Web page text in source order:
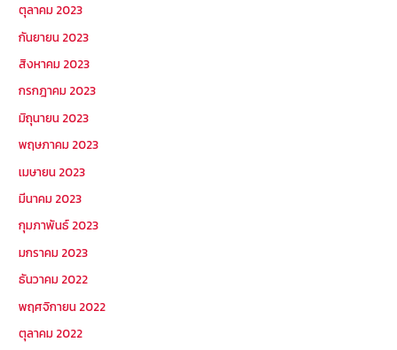
ตุลาคม 2023
กันยายน 2023
สิงหาคม 2023
กรกฎาคม 2023
มิถุนายน 2023
พฤษภาคม 2023
เมษายน 2023
มีนาคม 2023
กุมภาพันธ์ 2023
มกราคม 2023
ธันวาคม 2022
พฤศจิกายน 2022
ตุลาคม 2022